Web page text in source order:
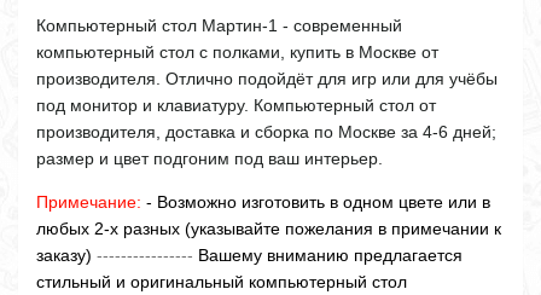
Компьютерный стол Мартин-1 - современный
компьютерный стол с полками, купить в Москве от
производителя. Отлично подойдёт для игр или для учёбы
под монитор и клавиатуру. Компьютерный стол от
производителя, доставка и сборка по Москве за 4-6 дней;
размер и цвет подгоним под ваш интерьер.
Примечание: - Возможно изготовить в одном цвете или в
любых 2-х разных (указывайте пожелания в примечании к
заказу) ---------------- Вашему вниманию предлагается
стильный и оригинальный компьютерный стол